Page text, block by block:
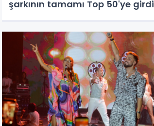
şarkının tamamı Top 50'ye girdi